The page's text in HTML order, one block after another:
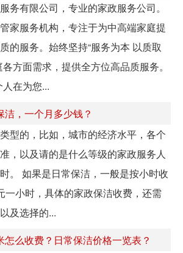
务有限公司，专业的家政服务公司。
家服务机构，专注于为中高端家庭提
的服务。始终坚持“服务为本 以质取
方面需求，提供全方位高品质服务。
在为您...
，一个月多少钱？
型的，比如，城市的经济水平，各个
，以及请的是什么等级的家政服务人
。 如果是日常保洁，一般是按小时收
一小时，具体的家政保洁收费，还需
及选择的...
怎么收费？日常保洁价格一览表？